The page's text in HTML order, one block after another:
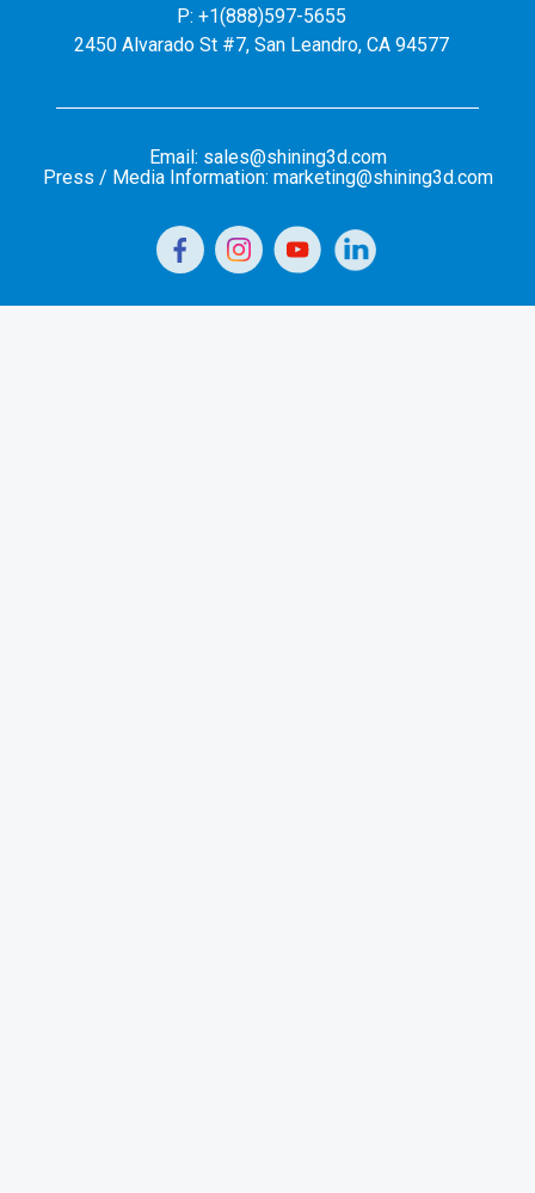
P: +1(888)597-5655
2450 Alvarado St #7, San Leandro, CA 94577
Email: sales@shining3d.com
Press / Media Information: marketing@shining3d.com